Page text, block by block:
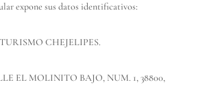
expone sus datos identificativos:
CHEJELIPES.
EL MOLINITO BAJO, NUM. 1, 38800,